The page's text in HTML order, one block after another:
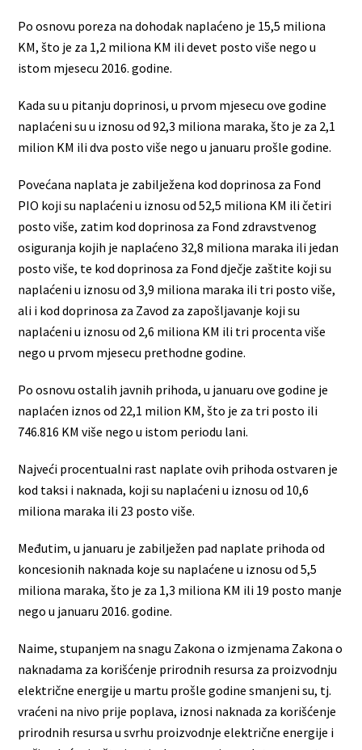
Po osnovu poreza na dohodak naplaćeno je 15,5 miliona
KM, što je za 1,2 miliona KM ili devet posto više nego u
istom mjesecu 2016. godine.
Kada su u pitanju doprinosi, u prvom mjesecu ove godine
naplaćeni su u iznosu od 92,3 miliona maraka, što je za 2,1
milion KM ili dva posto više nego u januaru prošle godine.
Povećana naplata je zabilježena kod doprinosa za Fond
PIO koji su naplaćeni u iznosu od 52,5 miliona KM ili četiri
posto više, zatim kod doprinosa za Fond zdravstvenog
osiguranja kojih je naplaćeno 32,8 miliona maraka ili jedan
posto više, te kod doprinosa za Fond dječje zaštite koji su
naplaćeni u iznosu od 3,9 miliona maraka ili tri posto više,
ali i kod doprinosa za Zavod za zapošljavanje koji su
naplaćeni u iznosu od 2,6 miliona KM ili tri procenta više
nego u prvom mjesecu prethodne godine.
Po osnovu ostalih javnih prihoda, u januaru ove godine je
naplaćen iznos od 22,1 milion KM, što je za tri posto ili
746.816 KM više nego u istom periodu lani.
Najveći procentualni rast naplate ovih prihoda ostvaren je
kod taksi i naknada, koji su naplaćeni u iznosu od 10,6
miliona maraka ili 23 posto više.
Međutim, u januaru je zabilježen pad naplate prihoda od
koncesionih naknada koje su naplaćene u iznosu od 5,5
miliona maraka, što je za 1,3 miliona KM ili 19 posto manje
nego u januaru 2016. godine.
Naime, stupanjem na snagu Zakona o izmjenama Zakona o
naknadama za korišćenje prirodnih resursa za proizvodnju
električne energije u martu prošle godine smanjeni su, tj.
vraćeni na nivo prije poplava, iznosi naknada za korišćenje
prirodnih resursa u svrhu proizvodnje električne energije i